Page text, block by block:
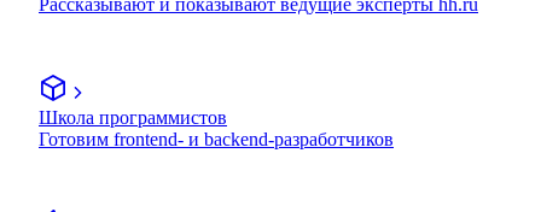
Рассказывают и показывают ведущие эксперты hh.ru
Школа программистов
Готовим frontend- и backend-разработчиков